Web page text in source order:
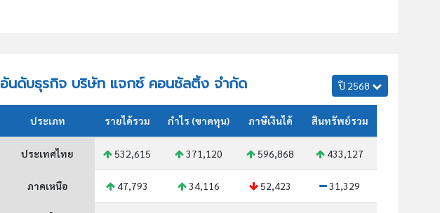
อันดับธุรกิจ บริษัท แจกซ์ คอนซัลติ้ง จำกัด ปี 2568
ประเภท รายได้รวม กำไร (ขาดทุน) ภาษีเงินได้ สินทรัพย์รวม
ประเทศไทย 532,615 371,120 596,868 433,127
ภาคเหนือ 47,793 34,116 52,423 31,329